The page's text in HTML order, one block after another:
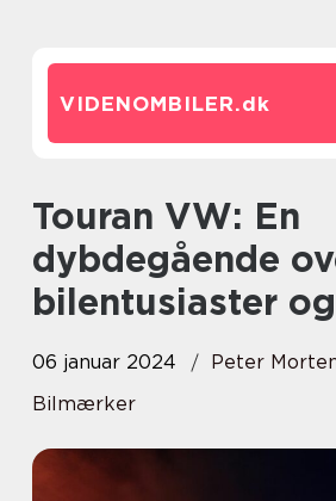
VIDENOMBILER.dk
Touran VW: En
dybdegående
bilentusiaster
06 januar 2024
Peter
Bilmærker